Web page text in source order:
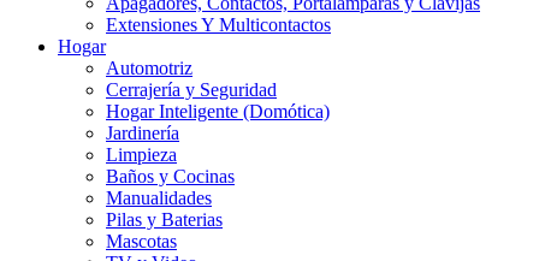
Extensiones Y Multicontactos
Hogar
Automotriz
Cerrajería y Seguridad
Hogar Inteligente (Domótica)
Jardinería
Limpieza
Baños y Cocinas
Manualidades
Pilas y Baterias
Mascotas